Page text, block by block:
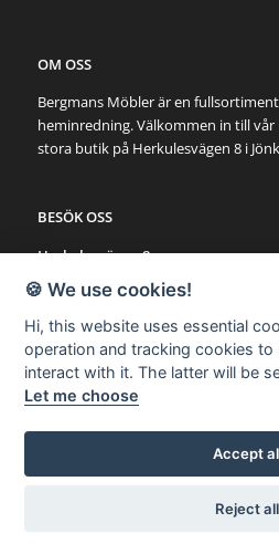
OM OSS
Bergmans Möbler är en
heminredning. Välkommen in till
stora butik på Herkulesvägen 8 i
BESÖK OSS
Herkulesvägen 8
553 03 Jönköping
Karta via Google Maps
SNABBLÄNKAR
Möbler
🍪 We use cookies!
Hi, this website uses essential
operation and tracking cookies
interact with it. The latter will be
Let me choose
Accept
Reject all